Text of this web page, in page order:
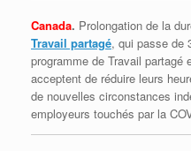
Canada. Prolongation de la
Travail partagé, qui passe de
programme de Travail partagé
acceptent de réduire leurs
de nouvelles circonstances
employeurs touchés par la